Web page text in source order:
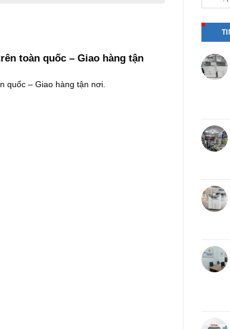
toàn quốc – Giao hàng tận
quốc – Giao hàng tận nơi.